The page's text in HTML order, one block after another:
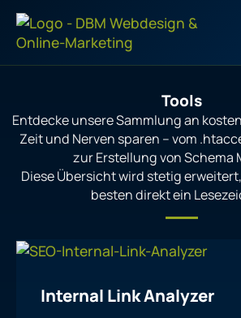
Zum
Inhalt
springen
Tools
Entdecke unsere Sammlung an
Zeit und Nerven sparen – vom
zur Erstellung von Schema
Diese Übersicht wird stetig
besten direkt ein
Internal Link Analyzer